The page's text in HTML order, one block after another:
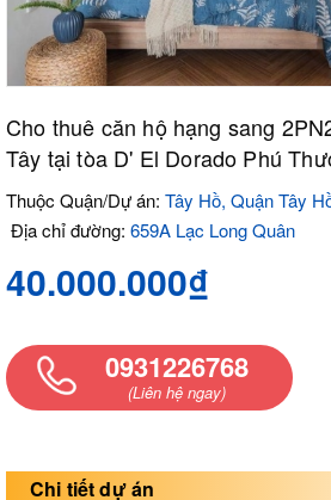
Cho thuê căn hộ hạng sang
Tây tại tòa D' El Dorado Phú
Thuộc Quận/Dự án: Tây Hồ, Quận Tây
Địa chỉ đường: 659A Lạc Long Quân
40.000.000₫
0931226768
(Liên hệ ngay)
Chi tiết dự án